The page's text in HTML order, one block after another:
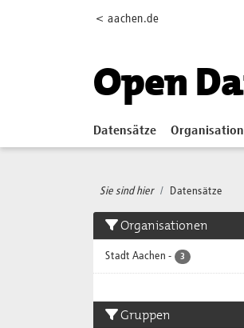
< aachen.de
Open
Datensätze
Sie sind hier Datensätze
Organisationen
Stadt Aachen - 3
Gruppen